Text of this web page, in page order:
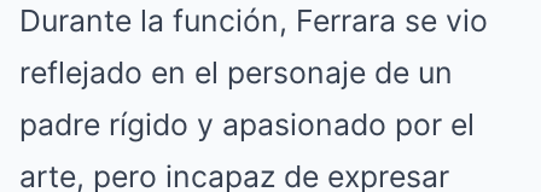
Durante la función, Ferrara se vio
reflejado en el personaje de un
padre rígido y apasionado por el
arte, pero incapaz de expresar